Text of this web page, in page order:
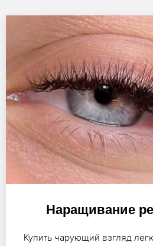
Наращивание
Купить чарующий взгляд